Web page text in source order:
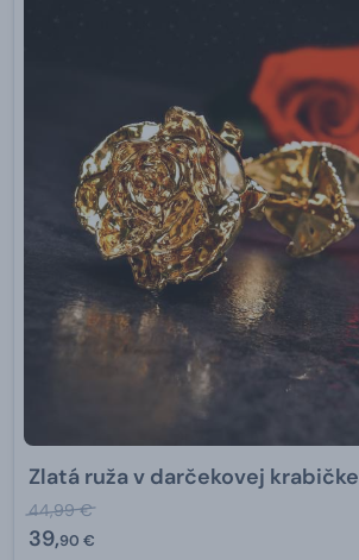
Zlatá ruža v darčekovej krabičke
44,99 €
39,90 €